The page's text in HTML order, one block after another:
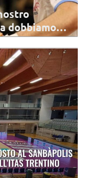
a lavorare:
Sono state convocate 13